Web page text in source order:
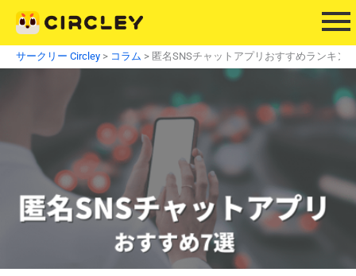
を
ス
サークリー Circley > コラム > 匿名SNSチャットアプリおすすめランキン